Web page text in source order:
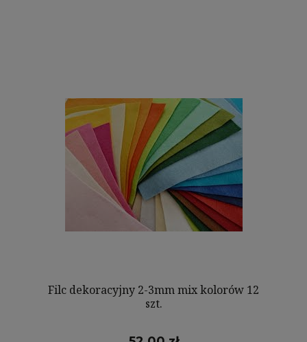
Filc dekoracyjny 2-3mm mix kolorów 12
szt.